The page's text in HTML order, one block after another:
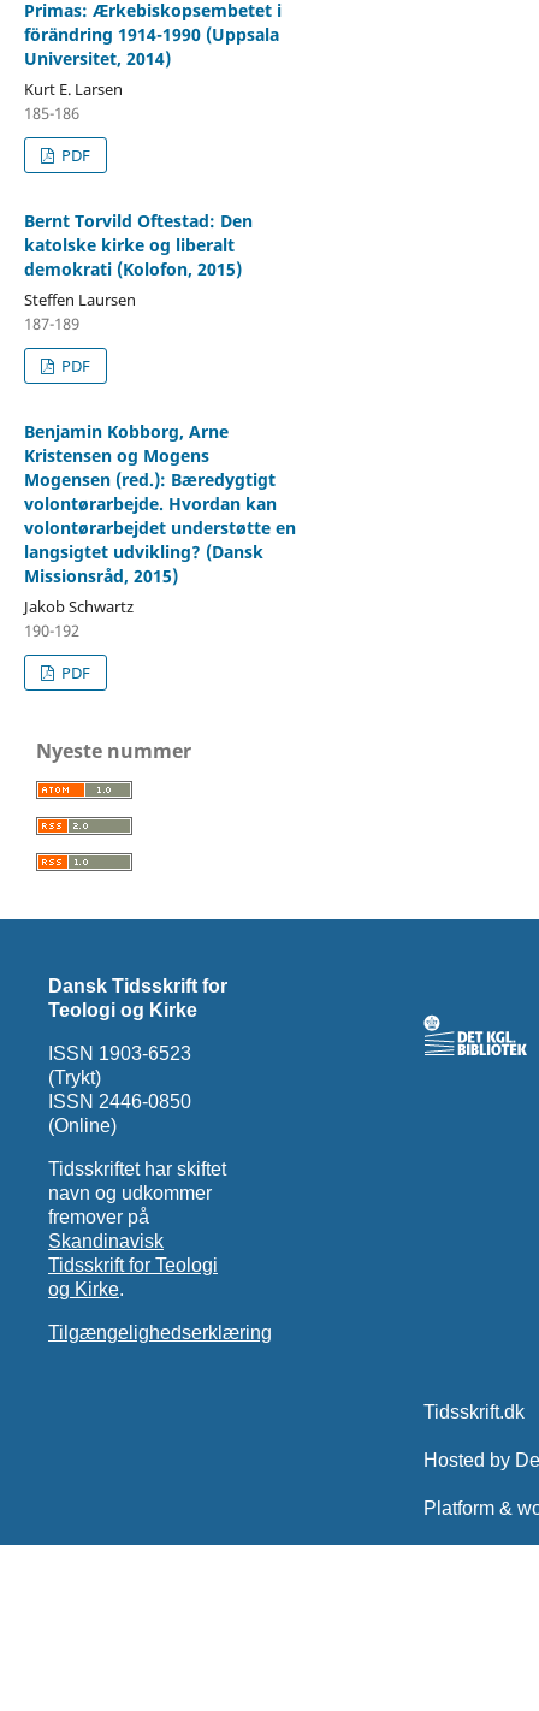
Primas: Ærkebiskopsembetet i
förändring 1914-1990 (Uppsala
Universitet, 2014)
Kurt E. Larsen
185-186
PDF
Bernt Torvild Oftestad: Den
katolske kirke og liberalt
demokrati (Kolofon, 2015)
Steffen Laursen
187-189
PDF
Benjamin Kobborg, Arne
Kristensen og Mogens
Mogensen (red.): Bæredygtigt
volontørarbejde. Hvordan kan
volontørarbejdet understøtte en
langsigtet udvikling? (Dansk
Missionsråd, 2015)
Jakob Schwartz
190-192
PDF
Nyeste nummer
Dansk Tidsskrift for
Teologi og Kirke
ISSN 1903-6523
(Trykt)
ISSN 2446-0850
(Online)
Tidsskriftet har skiftet
navn og udkommer
fremover på
Skandinavisk
Tidsskrift for Teologi
og Kirke.
Tilgængelighedserklæring